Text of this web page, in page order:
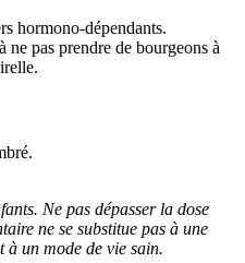
hormono-dépendants.
pas prendre de bourgeons à
Ne pas dépasser la dose
ne se substitue pas à une
un mode de vie sain.